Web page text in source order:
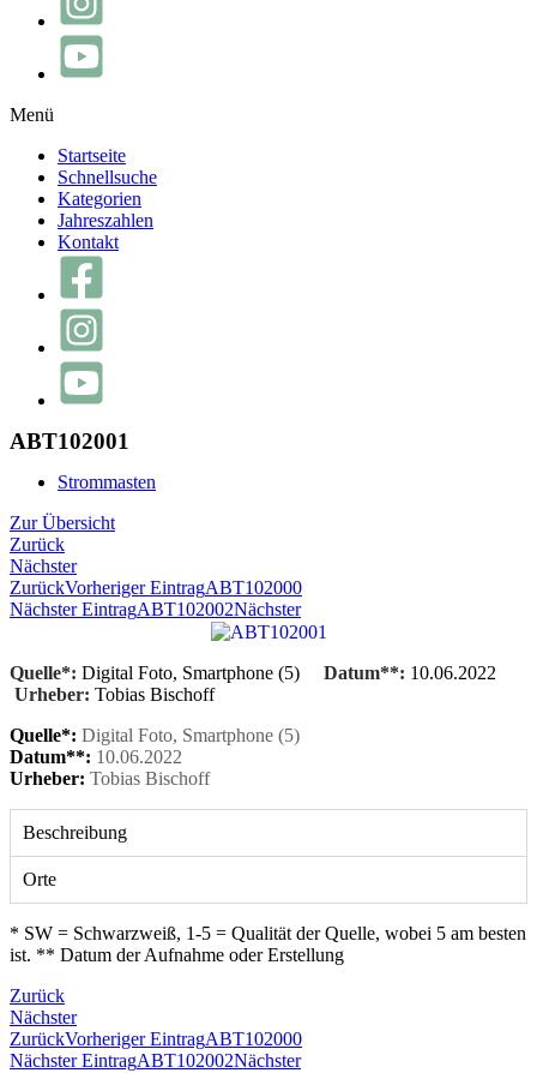
Menü
Startseite
Schnellsuche
Kategorien
Jahreszahlen
Kontakt
ABT102001
Strommasten
Zur Übersicht
Zurück
Nächster
ZurückVorheriger EintragABT102000
Nächster EintragABT102002Nächster
Quelle*: Digital Foto, Smartphone (5) Datum**: 10.06.2022
Urheber: Tobias Bischoff
Quelle*: Digital Foto, Smartphone (5)
Datum**: 10.06.2022
Urheber: Tobias Bischoff
Beschreibung
Orte
* SW = Schwarzweiß, 1-5 = Qualität der Quelle, wobei 5 am besten
ist. ** Datum der Aufnahme oder Erstellung
Zurück
Nächster
ZurückVorheriger EintragABT102000
Nächster EintragABT102002Nächster